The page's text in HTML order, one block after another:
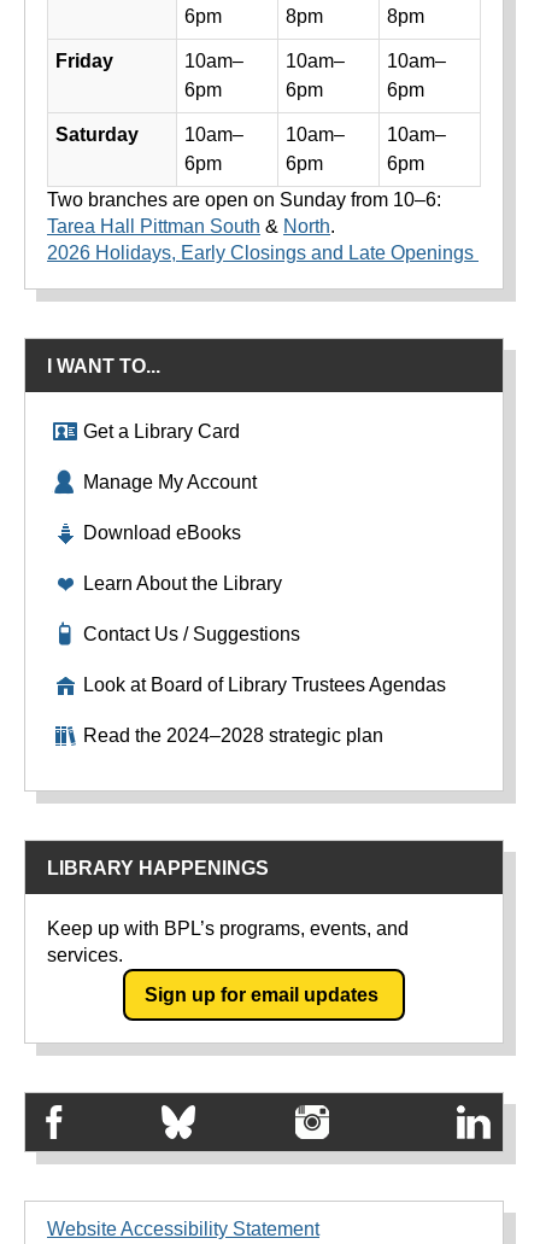
6pm
8pm
8pm
Friday
10am–
6pm
10am–
6pm
10am–
6pm
Saturday
10am–
6pm
10am–
6pm
10am–
6pm
Two branches are open on Sunday from 10–6:
Tarea Hall Pittman South & North.
2026 Holidays, Early Closings and Late Openings
I WANT TO...
Get a Library Card
Manage My Account
Download eBooks
Learn About the Library
Contact Us / Suggestions
Look at Board of Library Trustees Agendas
Read the 2024–2028 strategic plan
LIBRARY HAPPENINGS
Keep up with BPL’s programs, events, and
services.
Sign up for email updates
Website Accessibility Statement